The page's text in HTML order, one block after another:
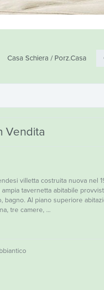
Casa Schiera / Porz.Casa
Vendita
villetta costruita nuova nel
tavernetta abitabile
bagno. Al piano superiore
tre camere, ...